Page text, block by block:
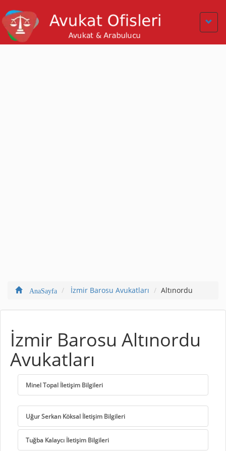
AnaSayfa İzmir Barosu Avukatları Altınordu
İzmir Barosu Altınordu
Avukatları
Minel Topal İletişim Bilgileri
Uğur Serkan Köksal İletişim Bilgileri
Tuğba Kalaycı İletişim Bilgileri